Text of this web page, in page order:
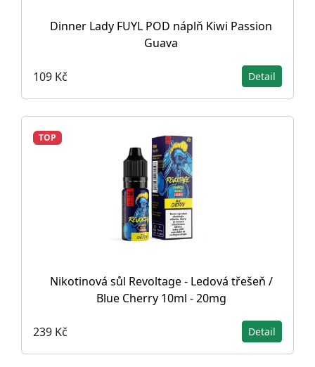
Dinner Lady FUYL POD náplň Kiwi Passion
Guava
109 Kč Detail
TOP
Nikotinová sůl Revoltage - Ledová třešeň /
Blue Cherry 10ml - 20mg
239 Kč Detail